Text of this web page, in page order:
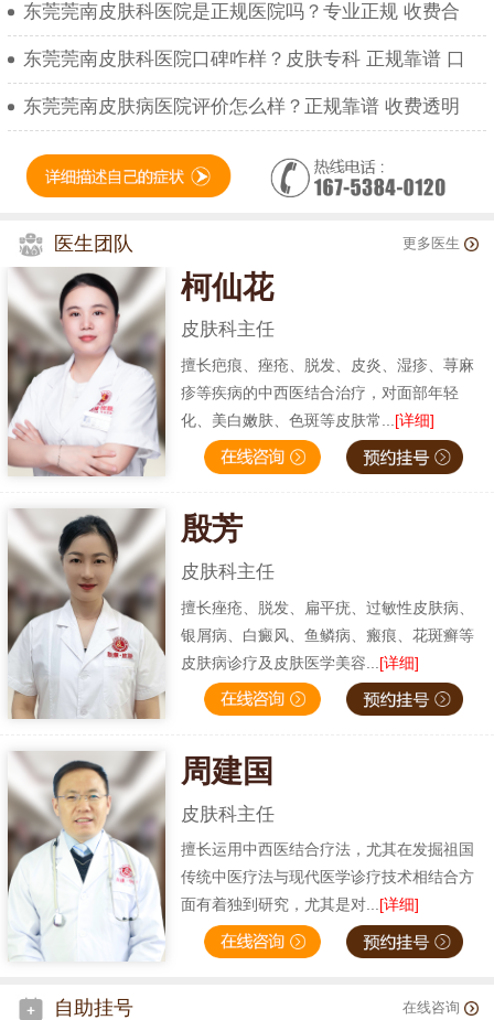
东莞莞南皮肤科医院是正规医院吗？专业正规 收费合
东莞莞南皮肤科医院口碑咋样？皮肤专科 正规靠谱 口
东莞莞南皮肤病医院评价怎么样？正规靠谱 收费透明
医生团队 更多医生
柯仙花
皮肤科主任
擅长疤痕、痤疮、脱发、皮炎、湿疹、荨麻
疹等疾病的中西医结合治疗，对面部年轻
化、美白嫩肤、色斑等皮肤常... [详细]
殷芳
皮肤科主任
擅长痤疮、脱发、扁平疣、过敏性皮肤病、
银屑病、白癜风、鱼鳞病、瘢痕、花斑癣等
皮肤病诊疗及皮肤医学美容... [详细]
周建国
皮肤科主任
擅长运用中西医结合疗法，尤其在发掘祖国
传统中医疗法与现代医学诊疗技术相结合方
面有着独到研究，尤其是对...[详细]
自助挂号 在线咨询